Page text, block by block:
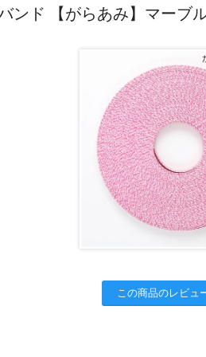
ンド 【がらあみ】マーブ
この商品のレビュ